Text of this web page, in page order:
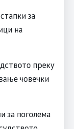
за
на
преку
човечки
за поголема